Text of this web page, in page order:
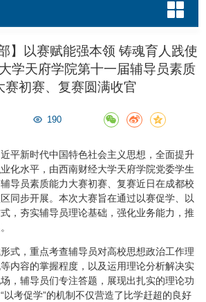
】以赛赋能强本领 铸魂育人践使
天府学院第十一届辅导员素质
赛初赛、复赛圆满收官
190
平新时代中国特色社会主义思想，全面提升
化水平，由西南财经大学天府学院党委学生
导员素质能力大赛初赛、复赛近日在成都校
同步开展。本次大赛旨在通过以赛促学、以
，夯实辅导员理论基础，强化业务能力，推
式，重点考查辅导员对高校思想政治工作理
内容的掌握程度，以及运用理论分析解决实
，辅导员们专注答题，展现出扎实的理论功
以考促学”的机制不仅营造了比学赶超的良好